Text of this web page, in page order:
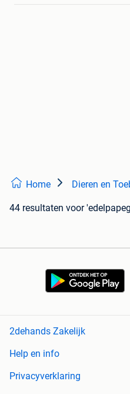
Home Dieren en
44 resultaten voor
2dehands Zakelijk
Help en info
Privacyverklaring